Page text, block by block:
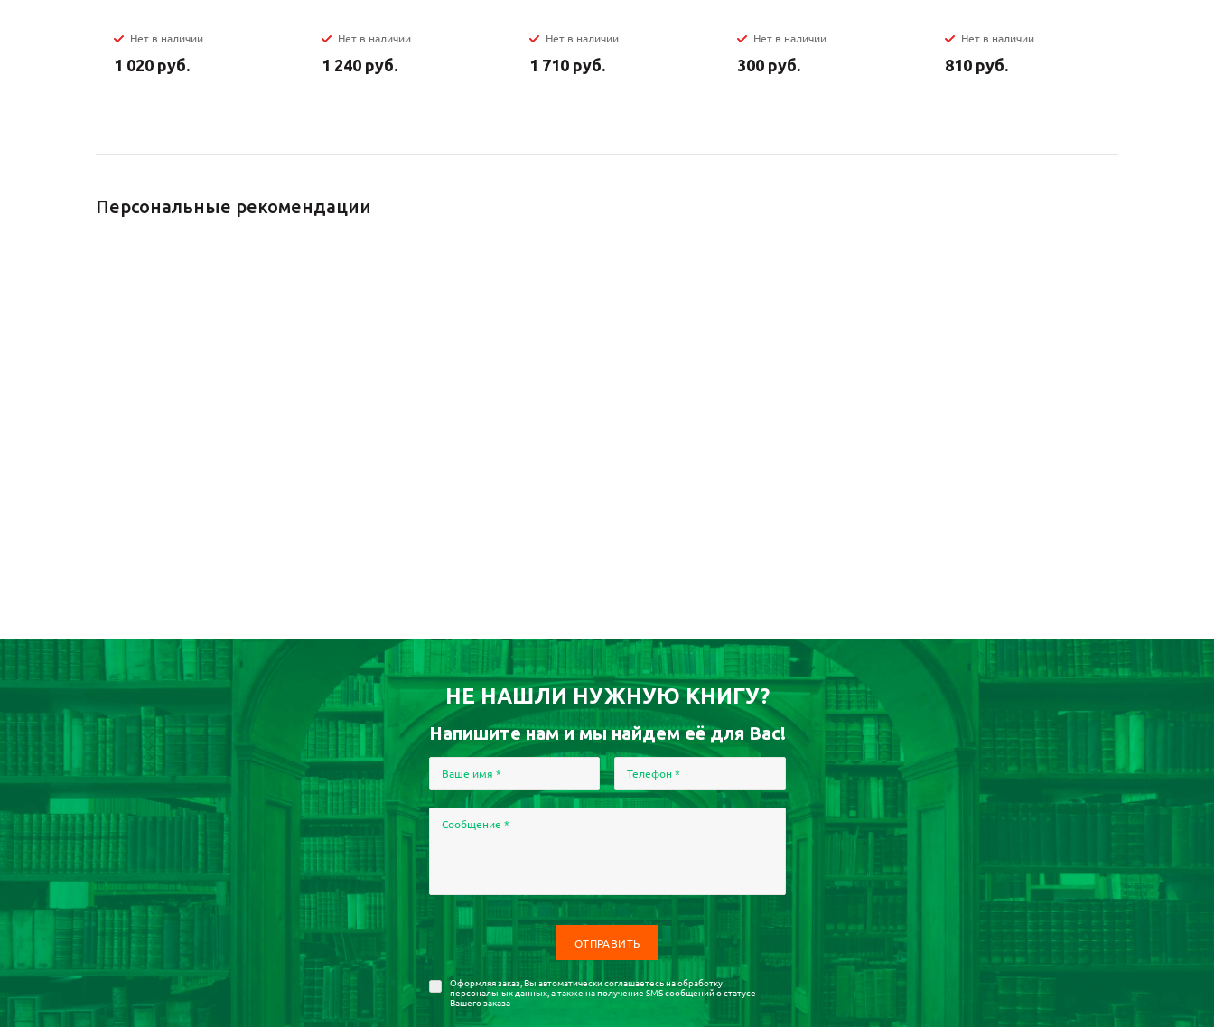
Нет в наличии
1 020 руб.
Нет в наличии
1 240 руб.
Нет в наличии
1 710 руб.
Нет в наличии
300 руб.
Нет в наличии
810 руб.
Персональные рекомендации
НЕ НАШЛИ НУЖНУЮ КНИГУ?
Напишите нам и мы найдем её для Вас!
Ваше имя * Телефон *
Сообщение *
Оформляя заказ, Вы автоматически соглашаетесь наобработку
персональных данных, а также на получение SMS сообщений о статусе
Вашего заказа